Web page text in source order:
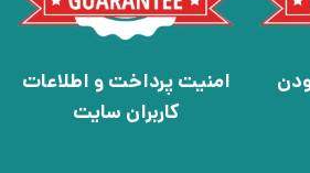
امنیت پرداخت و اطلاعات
کاربران سایت